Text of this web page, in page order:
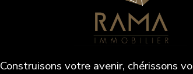
Construisons votre avenir, chérissons